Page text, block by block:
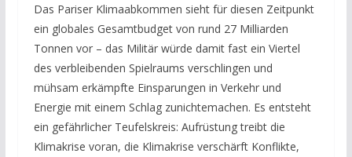
Das Pariser Klimaabkommen sieht für diesen Zeitpunkt
ein globales Gesamtbudget von rund 27 Milliarden
Tonnen vor – das Militär würde damit fast ein Viertel
des verbleibenden Spielraums verschlingen und
mühsam erkämpfte Einsparungen in Verkehr und
Energie mit einem Schlag zunichtemachen. Es entsteht
ein gefährlicher Teufelskreis: Aufrüstung treibt die
Klimakrise voran, die Klimakrise verschärft Konflikte,